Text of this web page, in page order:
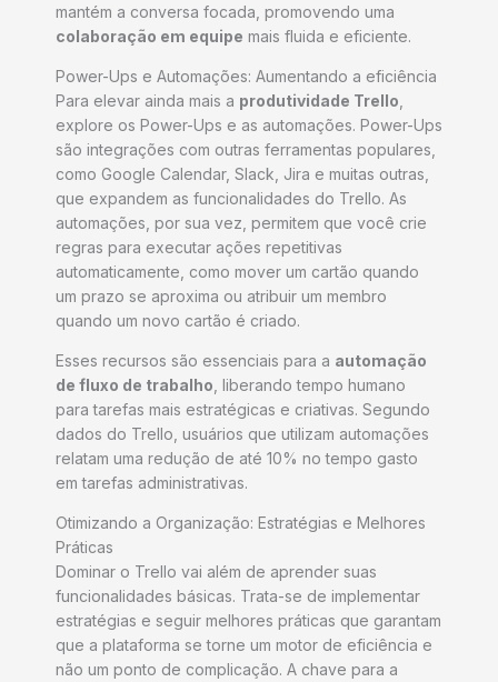
mantém a conversa focada, promovendo uma
colaboração em equipe mais fluida e eficiente.
Power-Ups e Automações: Aumentando a eficiência
Para elevar ainda mais a produtividade Trello
explore os Power-Ups e as automações. Power-Ups
são integrações com outras ferramentas populares,
como Google Calendar, Slack, Jira e muitas outras,
que expandem as funcionalidades do Trello. As
automações, por sua vez, permitem que você crie
regras para executar ações repetitivas
automaticamente, como mover um cartão quando
um prazo se aproxima ou atribuir um membro
quando um novo cartão é criado.
Esses recursos são essenciais para a automação
de fluxo de trabalho , liberando tempo humano
para tarefas mais estratégicas e criativas. Segundo
dados do Trello, usuários que utilizam automações
relatam uma redução de até 10% no tempo gasto
em tarefas administrativas.
Otimizando a Organização: Estratégias e Melhores
Práticas
Dominar o Trello vai além de aprender suas
funcionalidades básicas. Trata-se de implementar
estratégias e seguir melhores práticas que garantam
que a plataforma se torne um motor de eficiência e
não um ponto de complicação. A chave para a